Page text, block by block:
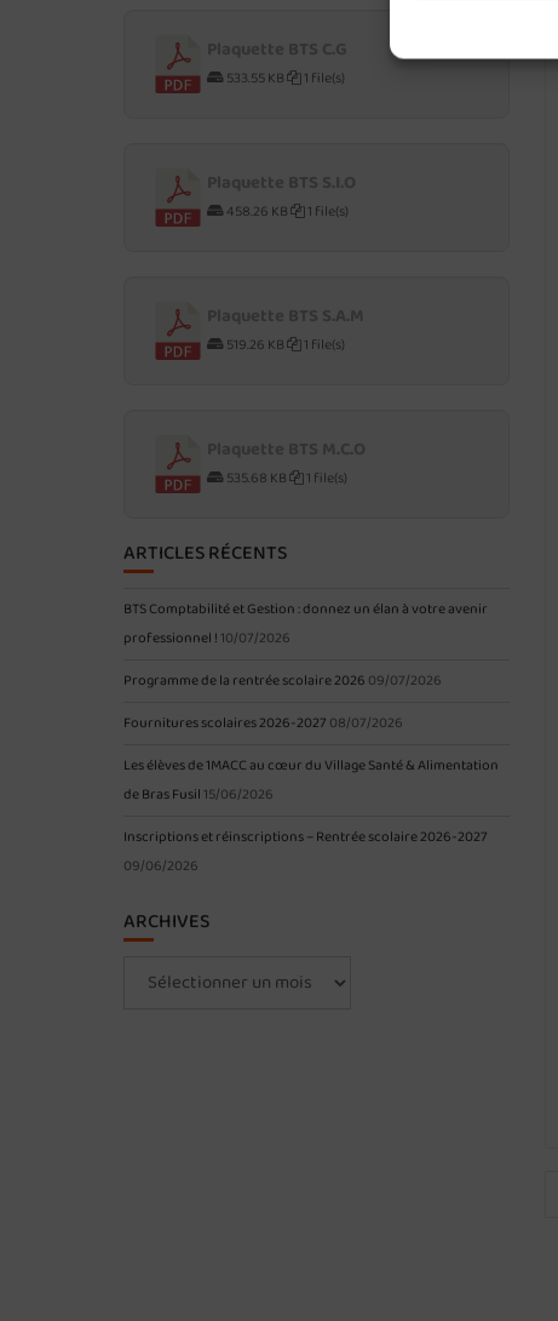
533.55 KB 1 file(s)
458.26 KB 1 file(s)
519.26 KB 1 file(s)
535.68 KB 1 file(s)
ARTICLES RÉCENTS
BTS Comptabilité et Gestion : donnez un élan à votre avenir
professionnel ! 10/07/2026
Programme de la rentrée scolaire 2026 09/07/2026
Fournitures scolaires 2026-2027 08/07/2026
Les élèves de 1MACC au cœur du Village Santé & Alimentation
de Bras Fusil 15/06/2026
Inscriptions et réinscriptions – Rentrée scolaire 2026-2027
09/06/2026
ARCHIVES